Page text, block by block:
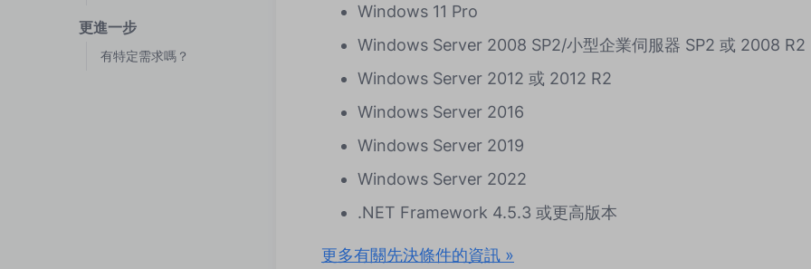
更進一步
有特定需求嗎？
Windows 11 Pro
Windows Server 2008 SP2/小型企業伺服器 SP2 或 2008 R2
Windows Server 2012 或 2012 R2
Windows Server 2016
Windows Server 2019
Windows Server 2022
.NET Framework 4.5.3 或更高版本
更多有關先決條件的資訊 »